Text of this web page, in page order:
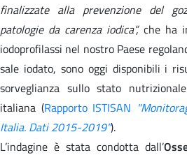
finalizzate alla prevenzione del
patologie da carenza iodica”, che ha
iodoprofilassi nel nostro Paese
sale iodato, sono oggi disponibili i
sorveglianza sullo stato
italiana (Rapporto ISTISAN
Italia. Dati 2015-2019").
L’indagine è stata condotta dall’